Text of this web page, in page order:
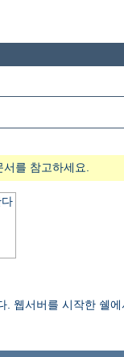
를 참고하세요.
웹서버를 시작한 쉘